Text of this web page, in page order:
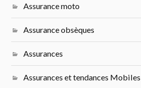
Assurance moto
Assurance obsèques
Assurances
Assurances et tendances Mobiles